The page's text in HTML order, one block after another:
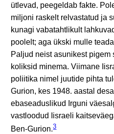
ütlevad, peegeldab fakte.
miljoni raskelt relvastatud ja
kunagi vabatahtlikult
poolelt; aga ükski mulle
Paljud neist asunikest pigem
koliksid minema. Viimane
poliitika nimel juutide pihta
Gurion, kes 1948. aastal
ebaseaduslikud Irguni
vastloodud Iisraeli
Ben-Gurion.3